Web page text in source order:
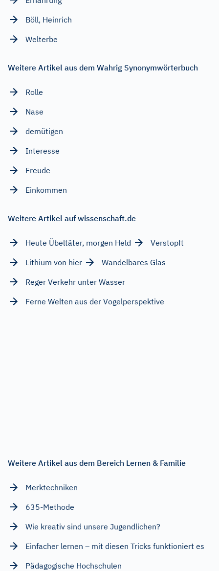
Böll, Heinrich
Welterbe
Weitere Artikel aus dem Wahrig Synonymwörterbuch
Rolle
Nase
demütigen
Interesse
Freude
Einkommen
Weitere Artikel auf wissenschaft.de
Heute Übeltäter, morgen Held
Verstopft
Lithium von hier
Wandelbares Glas
Reger Verkehr unter Wasser
Ferne Welten aus der Vogelperspektive
Weitere Artikel aus dem Bereich Lernen & Familie
Merktechniken
635-Methode
Wie kreativ sind unsere Jugendlichen?
Einfacher lernen – mit diesen Tricks funktioniert es
Pädagogische Hochschulen